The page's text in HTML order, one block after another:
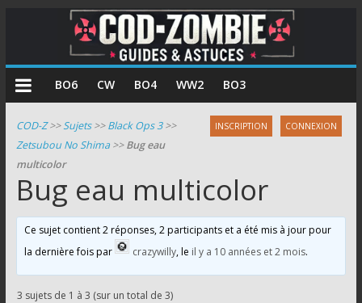
COD
Zombie
Guides
et
astuces
le
mode
zombie
de
BO6 CW BO4 WW2 BO3
INSCRIPTION CONNEXION
COD-Z>>Sujets>>Black Ops 3>>
Zetsubou No Shima>>Bug eau
multicolor
Bug eau multicolor
Ce sujet contient 2 réponses, 2 participants et a été mis à jour pour
la dernière fois par
crazywilly, le il y a 10 années et 2 mois.
3 sujets de 1 à 3 (sur un total de 3)